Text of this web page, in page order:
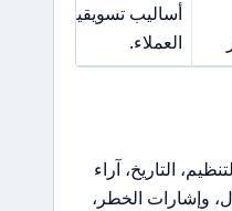
أساليب تسويقية
العملاء.
التاريخ، آراء
وإشارات الخطر،